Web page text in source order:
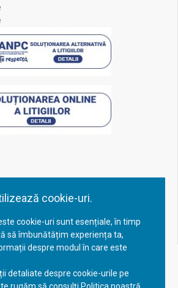
cookie-uri.
cookie-uri sunt esențiale, în timp
să îmbunătățim experiența ta,
despre modul în care este
detaliate despre cookie-urile pe